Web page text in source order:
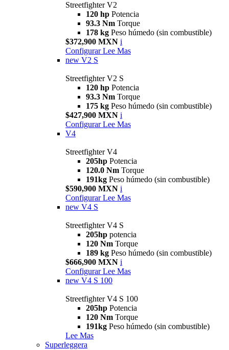
Streetfighter V2
120 hp Potencia
93.3 Nm Torque
178 kg Peso húmedo (sin combustible)
$372,900 MXN i
Configurar Lee Mas
new V2 S
Streetfighter V2 S
120 hp Potencia
93.3 Nm Torque
175 kg Peso húmedo (sin combustible)
$427,900 MXN i
Configurar Lee Mas
V4
Streetfighter V4
205hp Potencia
120.0 Nm Torque
191kg Peso húmedo (sin combustible)
$590,900 MXN i
Configurar Lee Mas
new V4 S
Streetfighter V4 S
205hp potencia
120 Nm Torque
189 kg Peso húmedo (sin combustible)
$666,900 MXN i
Configurar Lee Mas
new V4 S 100
Streetfighter V4 S 100
205hp Potencia
120 Nm Torque
191kg Peso húmedo (sin combustible)
Lee Mas
Superleggera